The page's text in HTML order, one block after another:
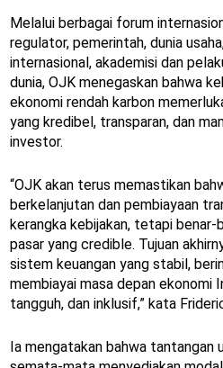
Melalui berbagai forum
regulator, pemerintah, dunia
internasional, akademisi dan
dunia, OJK menegaskan bahwa
ekonomi rendah karbon
yang kredibel, transparan, dan
investor.
“OJK akan terus memastikan
berkelanjutan dan pembiayaan
kerangka kebijakan, tetapi benar-
pasar yang credible. Tujuan
sistem keuangan yang stabil,
membiayai masa depan ekonomi
tangguh, dan inklusif,” kata
Ia mengatakan bahwa tantangan